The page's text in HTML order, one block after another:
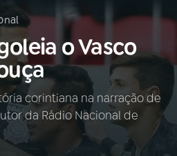
VIVO
o Vasco
corintiana na narração de
da Rádio Nacional de